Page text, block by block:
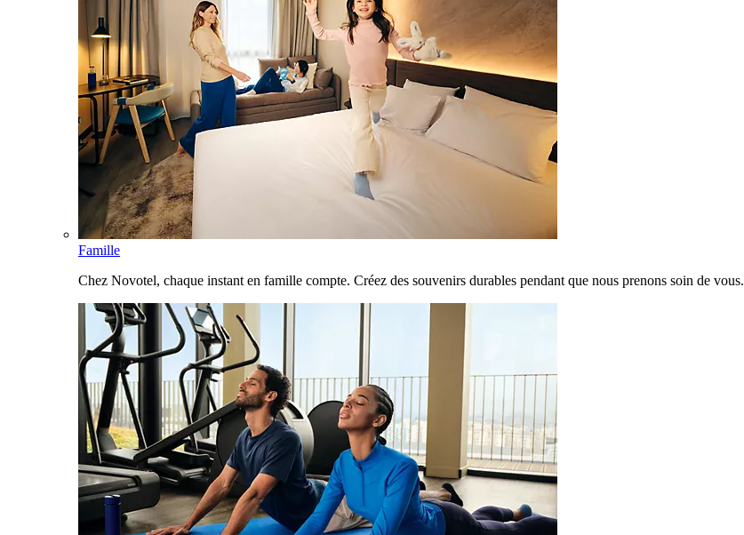
Famille
Chez Novotel, chaque instant en famille compte. Créez des souvenirs durables pendant que nous prenons soin de vous.